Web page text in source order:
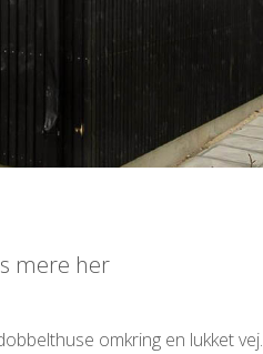
mere her
omkring en lukket vej.